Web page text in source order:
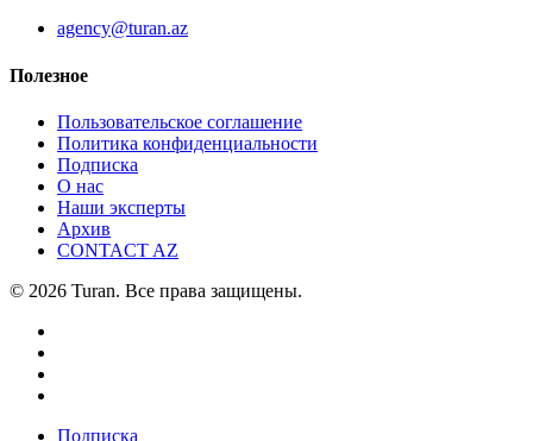
agency@turan.az
Полезное
Пользовательское соглашение
Политика конфиденциальности
Подписка
О нас
Наши эксперты
Архив
CONTACT AZ
© 2026 Turan. Все права защищены.
Подписка